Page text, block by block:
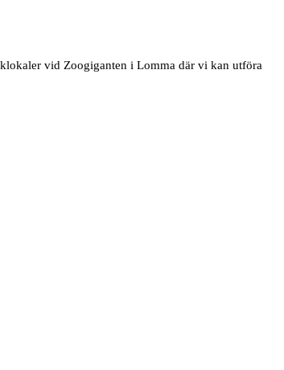
vid Zoogiganten i Lomma där vi kan utföra